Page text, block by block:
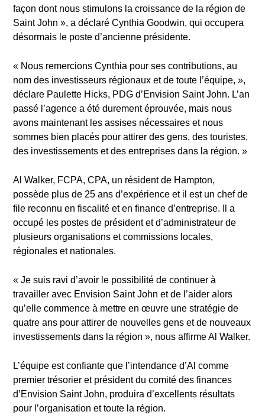
façon dont nous stimulons la croissance de la région de
Saint John », a déclaré Cynthia Goodwin, qui occupera
désormais le poste d’ancienne présidente.
« Nous remercions Cynthia pour ses contributions, au
nom des investisseurs régionaux et de toute l’équipe, »,
déclare Paulette Hicks, PDG d’Envision Saint John. L’an
passé l’agence a été durement éprouvée, mais nous
avons maintenant les assises nécessaires et nous
sommes bien placés pour attirer des gens, des touristes,
des investissements et des entreprises dans la région. »
Al Walker, FCPA, CPA, un résident de Hampton,
possède plus de 25 ans d’expérience et il est un chef de
file reconnu en fiscalité et en finance d’entreprise. Il a
occupé les postes de président et d’administrateur de
plusieurs organisations et commissions locales,
régionales et nationales.
« Je suis ravi d’avoir le possibilité de continuer à
travailler avec Envision Saint John et de l’aider alors
qu’elle commence à mettre en œuvre une stratégie de
quatre ans pour attirer de nouvelles gens et de nouveaux
investissements dans la région », nous affirme Al Walker.
L’équipe est confiante que l’intendance d’Al comme
premier trésorier et président du comité des finances
d’Envision Saint John, produira d’excellents résultats
pour l’organisation et toute la région.